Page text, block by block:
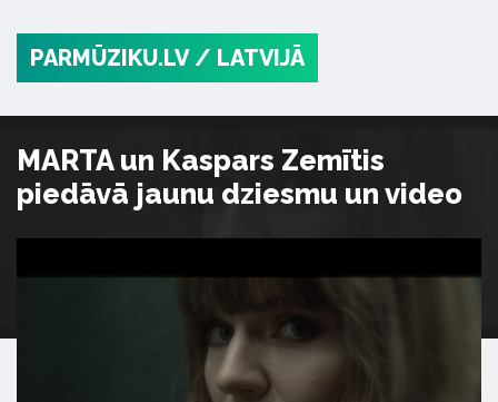
PARMŪZIKU.LV / LATVIJĀ
MARTA un Kaspars Zemītis
piedāvā jaunu dziesmu un video